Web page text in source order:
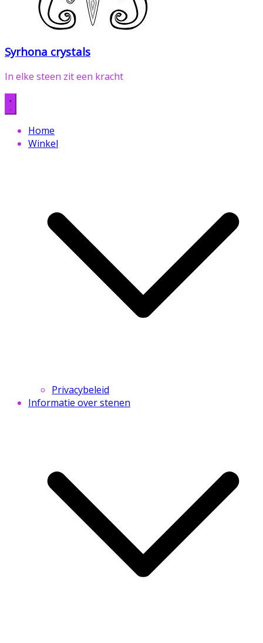
Syrhona crystals
In elke steen zit een kracht
Home
Winkel
Privacybeleid
Informatie over stenen